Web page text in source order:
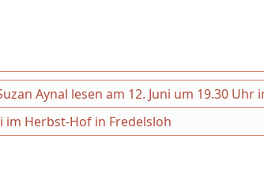
Aynal lesen am 12. Juni um 19.30
im Herbst-Hof in Fredelsloh